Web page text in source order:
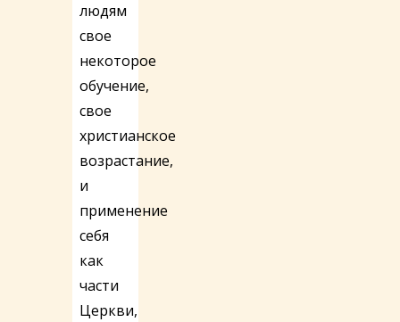
людям
свое
некоторое
обучение,
свое
христианское
возрастание,
и
применение
себя
как
части
Церкви,